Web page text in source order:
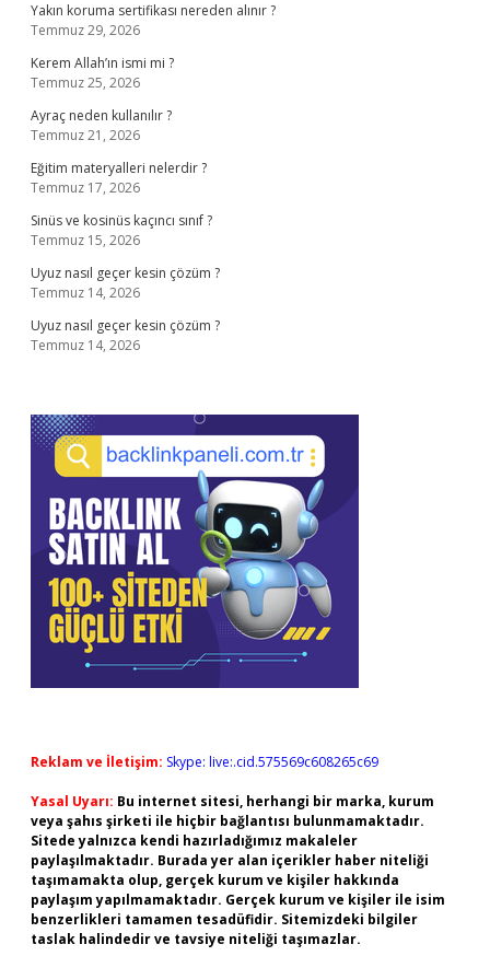
Yakın koruma sertifikası nereden alınır ?
Temmuz 29, 2026
Kerem Allah’ın ismi mi ?
Temmuz 25, 2026
Ayraç neden kullanılır ?
Temmuz 21, 2026
Eğitim materyalleri nelerdir ?
Temmuz 17, 2026
Sinüs ve kosinüs kaçıncı sınıf ?
Temmuz 15, 2026
Uyuz nasıl geçer kesin çözüm ?
Temmuz 14, 2026
Uyuz nasıl geçer kesin çözüm ?
Temmuz 14, 2026
Reklam ve İletişim: Skype: live:.cid.575569c608265c69
Yasal Uyarı: Bu internet sitesi, herhangi bir marka, kurum
veya şahıs şirketi ile hiçbir bağlantısı bulunmamaktadır.
Sitede yalnızca kendi hazırladığımız makaleler
paylaşılmaktadır. Burada yer alan içerikler haber niteliği
taşımamakta olup, gerçek kurum ve kişiler hakkında
paylaşım yapılmamaktadır. Gerçek kurum ve kişiler ile isim
benzerlikleri tamamen tesadüfidir. Sitemizdeki bilgiler
taslak halindedir ve tavsiye niteliği taşımazlar.